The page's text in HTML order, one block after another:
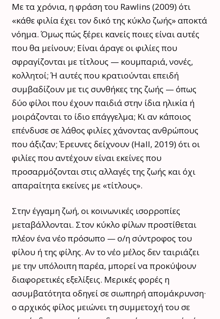
Με τα χρόνια, η φράση του Rawlins (2009) ότι
«κάθε φιλία έχει τον δικό της κύκλο ζωής» αποκτά
νόημα. Όμως πώς ξέρει κανείς ποιες είναι αυτές
που θα μείνουν; Είναι άραγε οι φιλίες που
σφραγίζονται με τίτλους — κουμπαριά, νονές,
κολλητοί; Ή αυτές που κρατιούνται επειδή
συμβαδίζουν με τις συνθήκες της ζωής — όπως
δύο φίλοι που έχουν παιδιά στην ίδια ηλικία ή
μοιράζονται το ίδιο επάγγελμα; Κι αν κάποιος
επένδυσε σε λάθος φιλίες χάνοντας ανθρώπους
που άξιζαν; Έρευνες δείχνουν (Hall, 2019) ότι οι
φιλίες που αντέχουν είναι εκείνες που
προσαρμόζονται στις αλλαγές της ζωής και όχι
απαραίτητα εκείνες με «τίτλους».
Στην έγγαμη ζωή, οι κοινωνικές ισορροπίες
μεταβάλλονται. Στον κύκλο φίλων προστίθεται
πλέον ένα νέο πρόσωπο — ο/η σύντροφος του
φίλου ή της φίλης. Αν το νέο μέλος δεν ταιριάζει
με την υπόλοιπη παρέα, μπορεί να προκύψουν
διαφορετικές εξελίξεις. Μερικές φορές η
ασυμβατότητα οδηγεί σε σιωπηρή απομάκρυνση·
ο αρχικός φίλος μειώνει τη συμμετοχή του σε